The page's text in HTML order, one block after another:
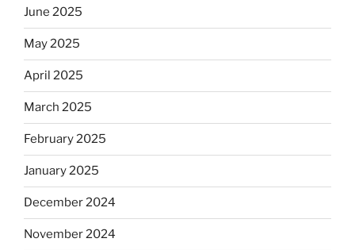
June 2025
May 2025
April 2025
March 2025
February 2025
January 2025
December 2024
November 2024